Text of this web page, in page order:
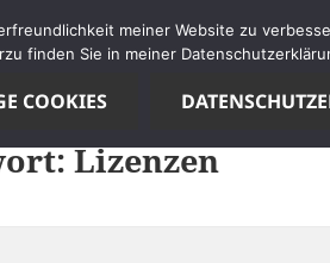
Lizenzen
meiner Website zu
finden Sie in meiner
COOKIES